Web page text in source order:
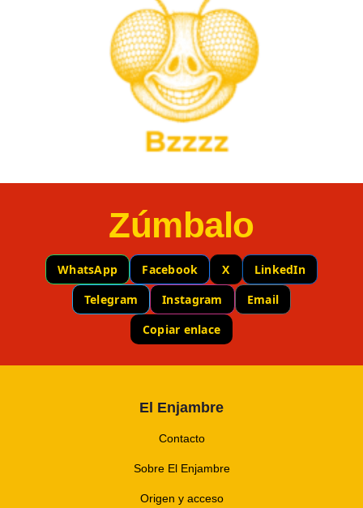
Zúmbalo
WhatsApp Facebook X
LinkedIn
Telegram
Instagram
Email
Copiar enlace
El Enjambre
Contacto
Sobre El Enjambre
Origen y acceso